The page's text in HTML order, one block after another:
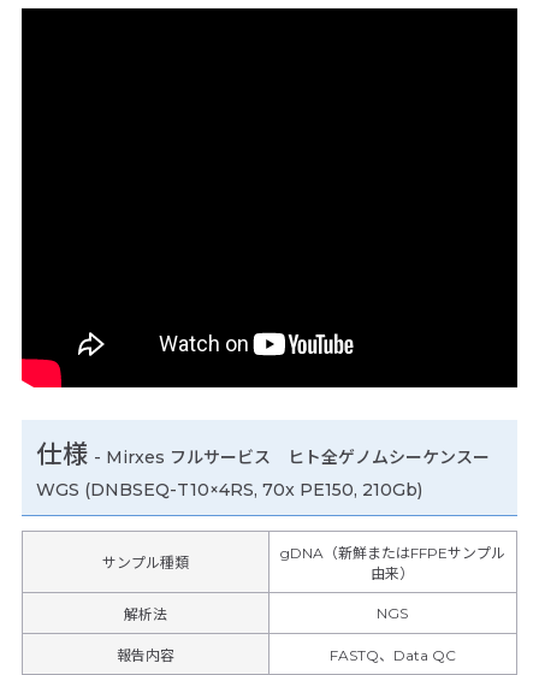
仕様 - Mirxes フルサービス ヒト全ゲノムシーケンスー
WGS (DNBSEQ-T10×4RS, 70x PE150, 210Gb)
サンプル種類
gDNA（新鮮またはFFPEサンプル
由来）
解析法 NGS
報告内容 FASTQ、Data QC